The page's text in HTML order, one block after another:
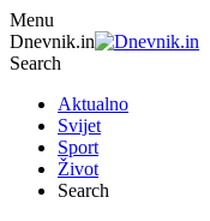
Menu
Dnevnik.in
Search
Aktualno
Svijet
Sport
Život
Search